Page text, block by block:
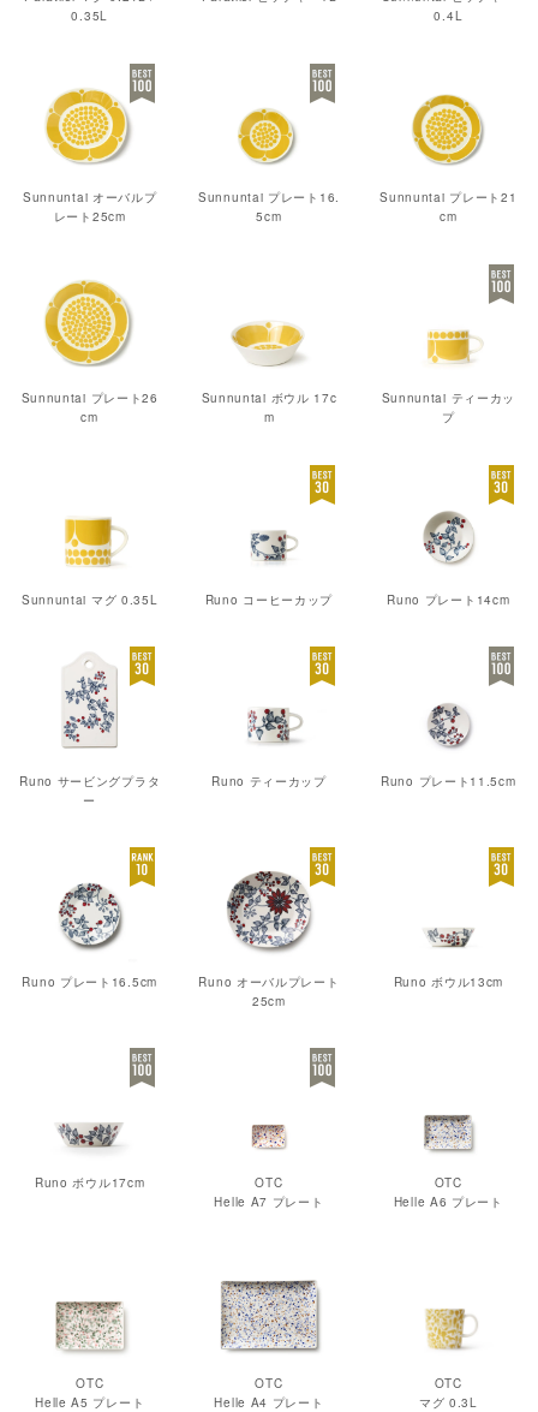
0.35L
0.4L
Sunnuntai オーバルプ
レート25cm
Sunnuntai プレート16.
5cm
Sunnuntai プレート21
cm
Sunnuntai プレート26
cm
Sunnuntai ボウル 17c
m
Sunnuntai ティーカッ
プ
Sunnuntai マグ 0.35L Runo コーヒーカップ Runo プレート14cm
Runo サービングプラタ
ー
Runo ティーカップ Runo プレート11.5cm
Runo プレート16.5cm
Runo オーバルプレート
25cm
Runo ボウル13cm
Runo ボウル17cm
OTC
Helle A7 プレート
OTC
Helle A6 プレート
OTC
Helle A5 プレート
OTC
Helle A4 プレート
OTC
マグ 0.3L